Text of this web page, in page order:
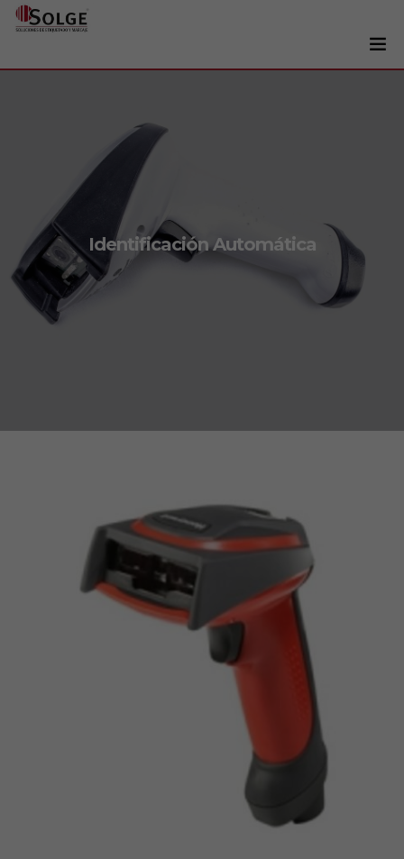
Lectores
Marcaje
Servicios
Identificación Automática